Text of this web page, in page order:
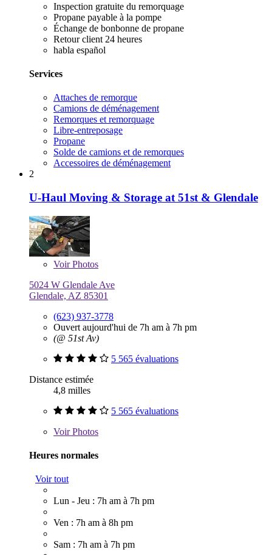
Inspection gratuite du remorquage
Propane payable à la pompe
Échange de bonbonne de propane
Retour client 24 heures
habla español
Services
Attaches de remorque
Camions de déménagement
Remorques et remorquage
Libre-entreposage
Propane
Solde de camions et de remorques
Accessoires de déménagement
2
U-Haul Moving & Storage at 51st & Glendale
VoirPhotos
5024 W Glendale Ave
Glendale, AZ 85301
(623) 937-3778
Ouvert aujourd'hui de 7h am à 7h pm
(@ 51st Av)
5 565 évaluations
Distance estimée
4,8 milles
5 565 évaluations
VoirPhotos
Heures normales
Voir tout
Lun - Jeu : 7h am à 7h pm
Ven : 7h am à 8h pm
Sam : 7h am à 7h pm